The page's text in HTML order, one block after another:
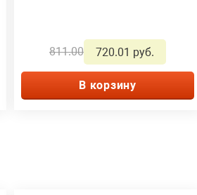
811.00 720.01 руб.
В корзину